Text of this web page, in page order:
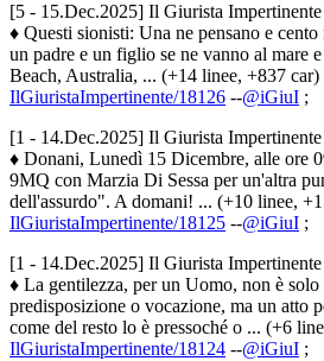
[5 - 15.Dec.2025] Il Giurista Impertinente
♦ Questi sionisti: Una ne pensano e
un padre e un figlio se ne vanno al mare
Beach, Australia, ... (+14 linee, +837 car)
IlGiuristaImpertinente/18126 --@iGiuI ;
[1 - 14.Dec.2025] Il Giurista Impertinente
♦ Donani, Lunedì 15 Dicembre, alle ore
9MQ con Marzia Di Sessa per un'altra
dell'assurdo". A domani! ... (+10 linee,
IlGiuristaImpertinente/18125 --@iGiuI ;
[1 - 14.Dec.2025] Il Giurista Impertinente
♦ La gentilezza, per un Uomo, non è solo
predisposizione o vocazione, ma un atto
come del resto lo è pressoché o ... (+6
IlGiuristaImpertinente/18124 --@iGiuI ;